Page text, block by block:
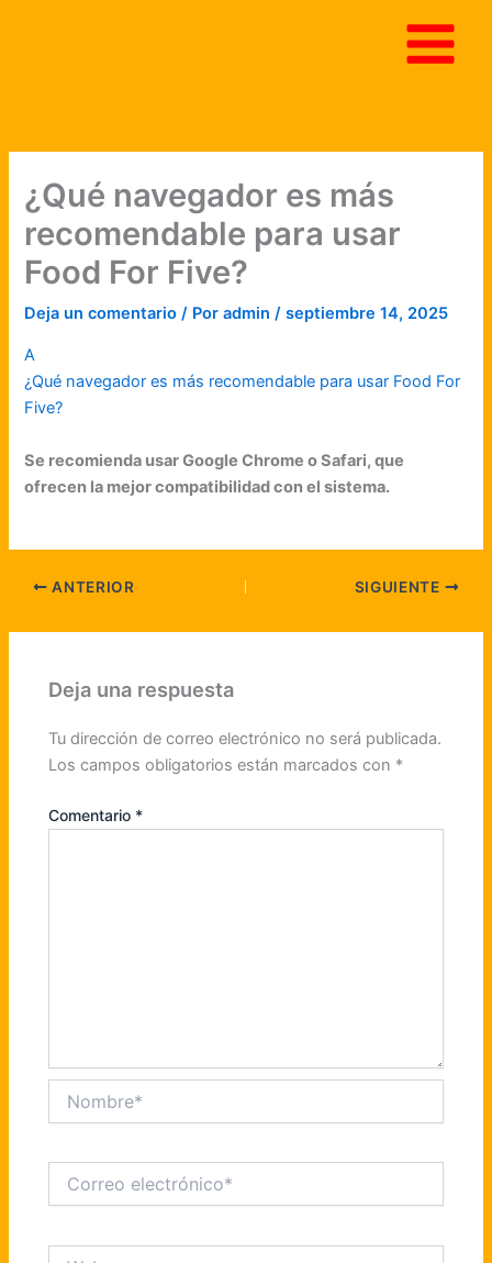
¿Qué navegador es más
recomendable para usar
Food For Five?
Deja un comentario / Poradmin/septiembre 14, 2025
A
¿Qué navegador es más recomendable para usar Food For
Five?
Se recomienda usar Google Chrome o Safari, que
ofrecen la mejor compatibilidad con el sistema.
ANTERIOR SIGUIENTE
Deja una respuesta
Tu dirección de correo electrónico no será publicada.
Los campos obligatorios están marcados con *
Comentario *
electrónico*